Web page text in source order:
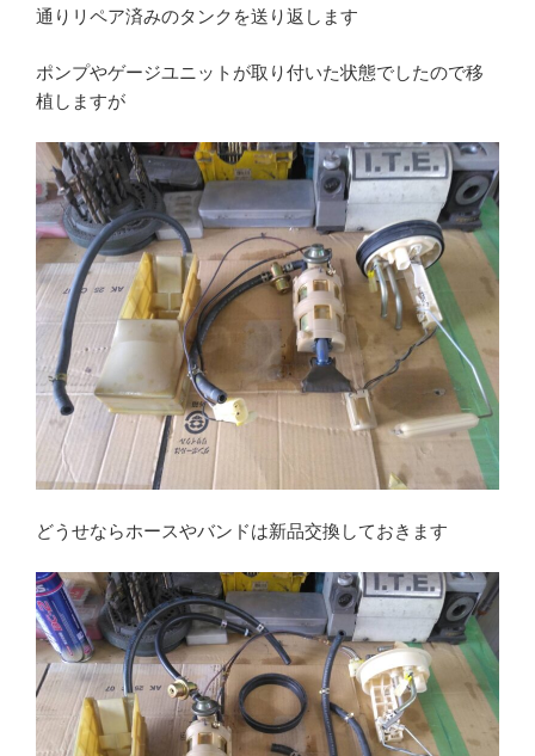
通りリペア済みのタンクを送り返します
ポンプやゲージユニットが取り付いた状態でしたので移
植しますが
どうせならホースやバンドは新品交換しておきます